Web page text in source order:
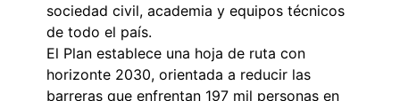
sociedad civil, academia y equipos técnicos
de todo el país.
El Plan establece una hoja de ruta con
horizonte 2030, orientada a reducir las
barreras que enfrentan 197 mil personas en